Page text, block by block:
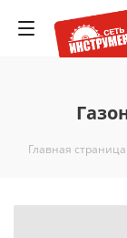
Главная страница